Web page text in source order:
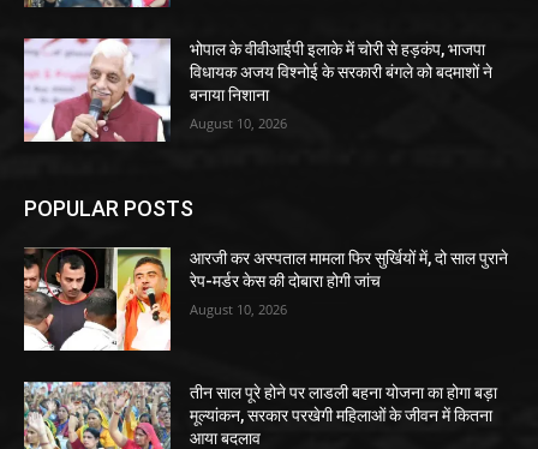
भोपाल के वीवीआईपी इलाके में चोरी से हड़कंप, भाजपा
विधायक अजय विश्नोई के सरकारी बंगले को बदमाशों ने
बनाया निशाना
August 10, 2026
POPULAR POSTS
आरजी कर अस्पताल मामला फिर सुर्खियों में, दो साल पुराने
रेप-मर्डर केस की दोबारा होगी जांच
August 10, 2026
तीन साल पूरे होने पर लाडली बहना योजना का होगा बड़ा
मूल्यांकन, सरकार परखेगी महिलाओं के जीवन में कितना
आया बदलाव